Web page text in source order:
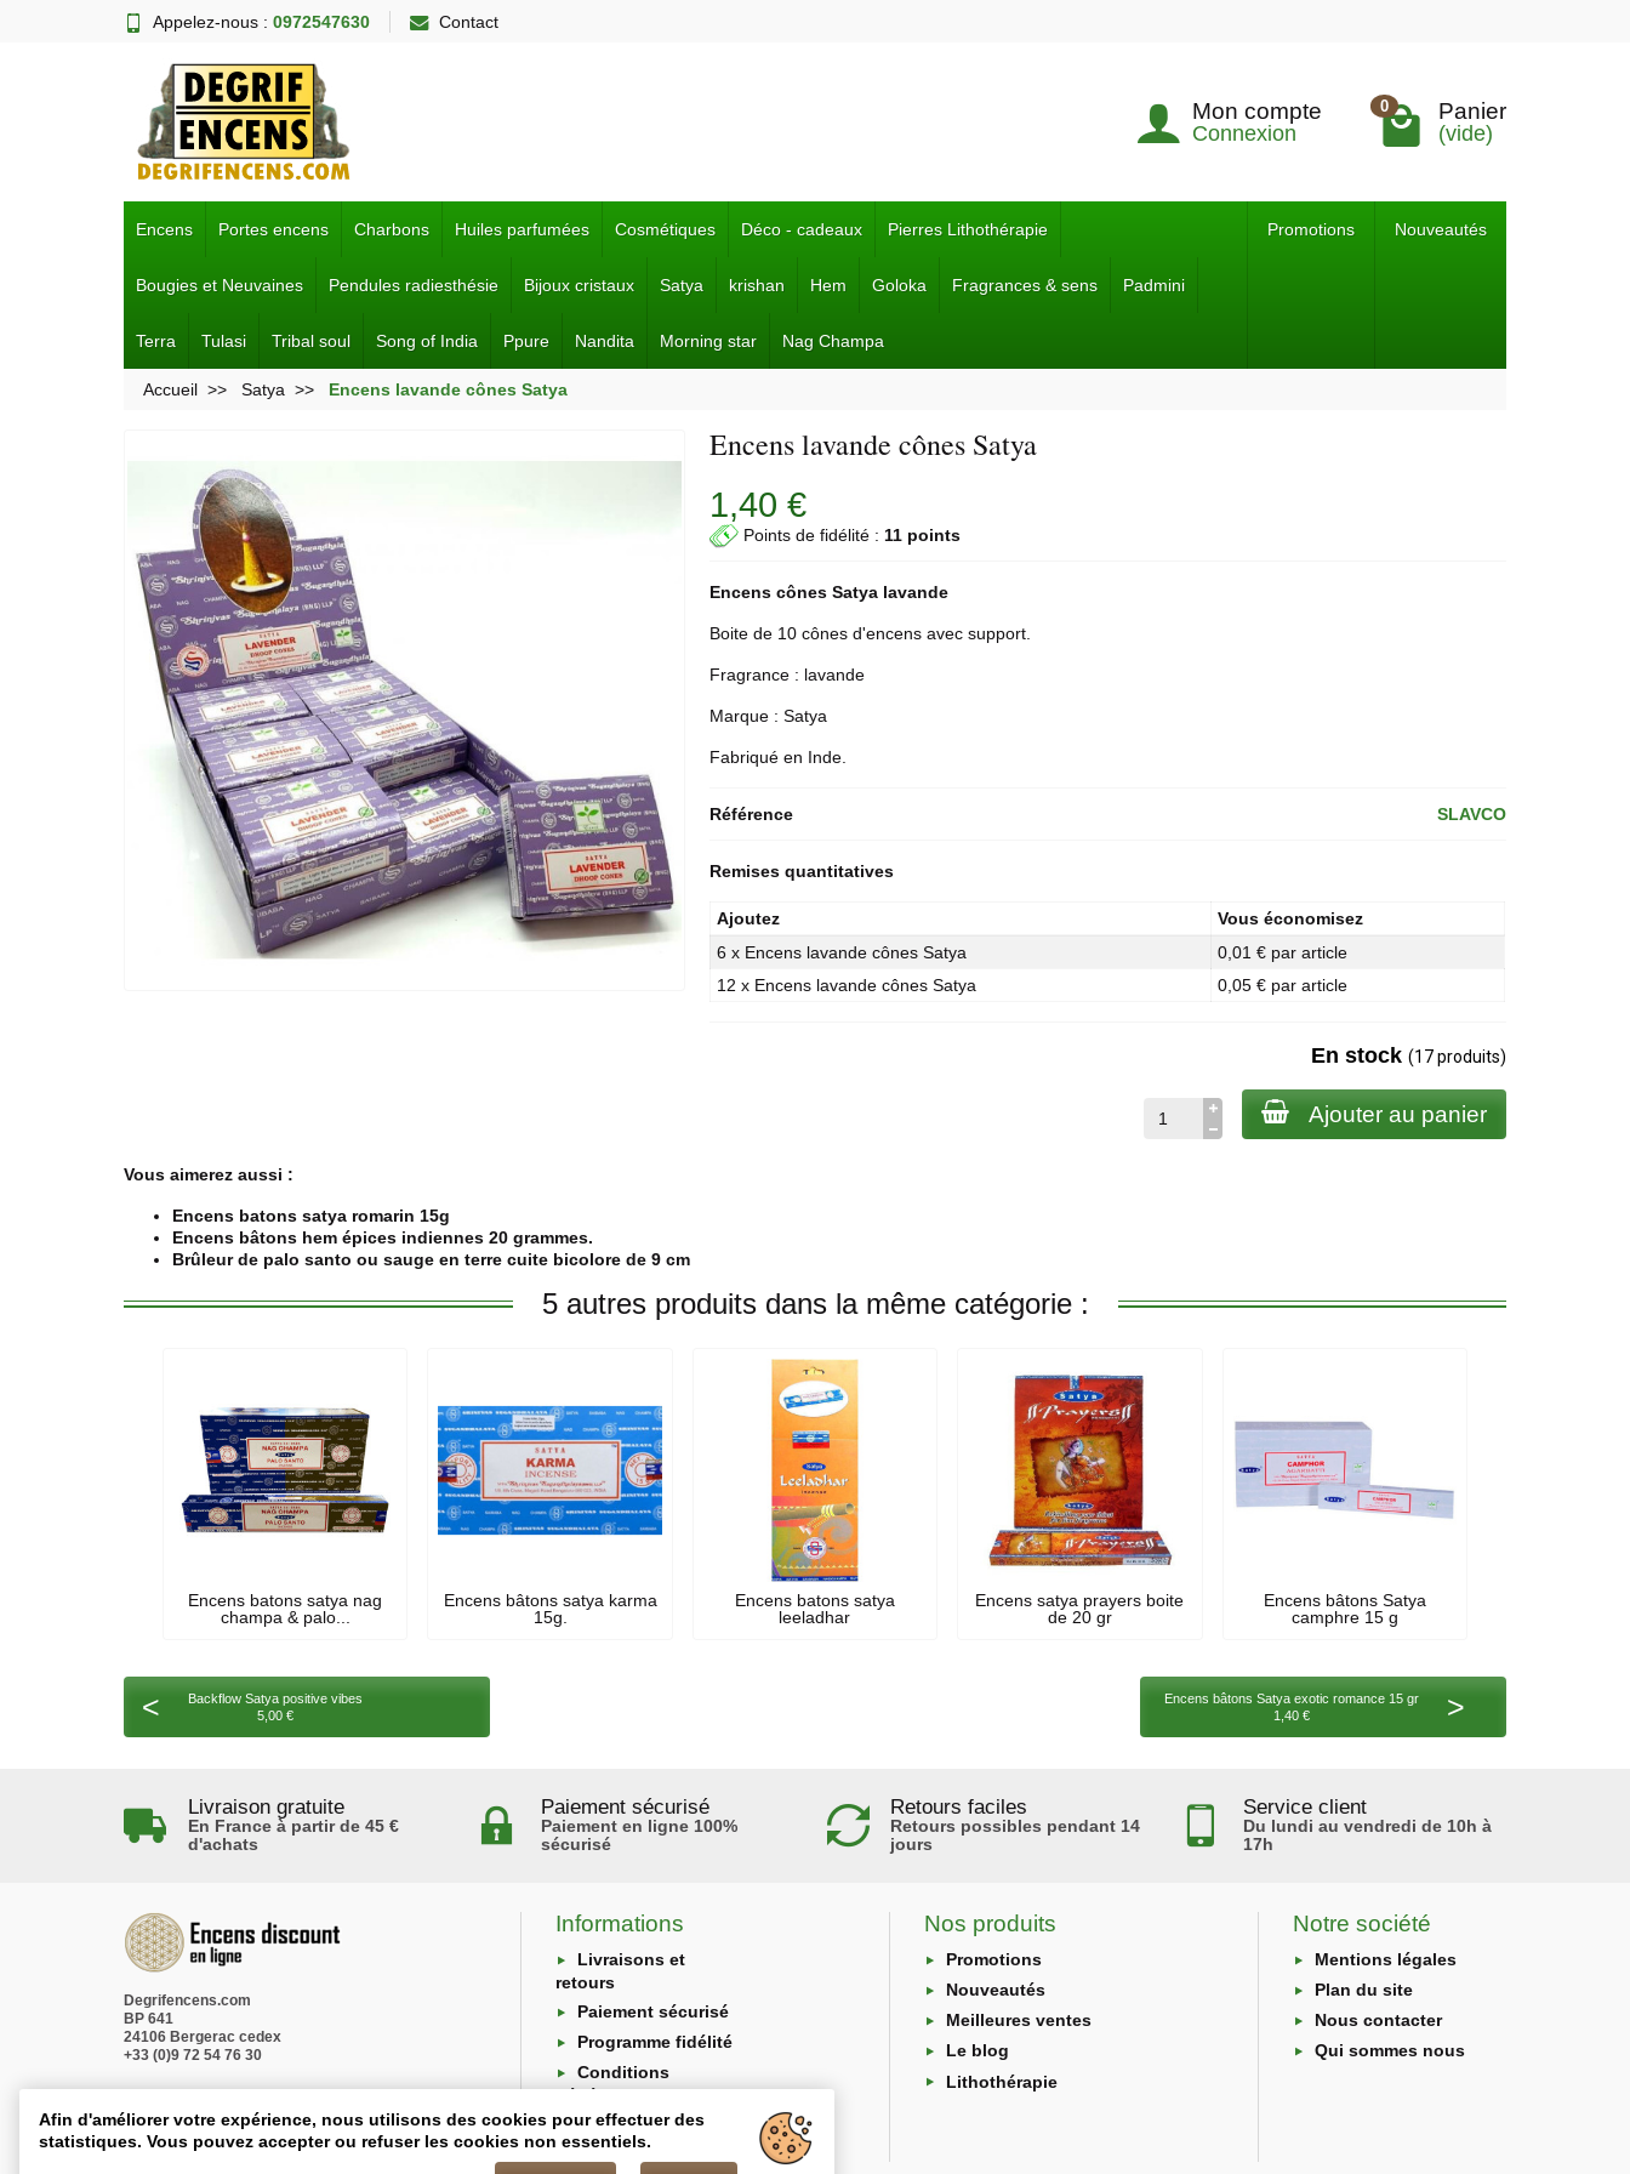
Appelez-nous : 0972547630 Contact
Mon compte
Connexion
0 Panier
(vide)
Encens Portes encens Charbons Huiles parfumées Cosmétiques Déco - cadeaux Pierres Lithothérapie
Bougies et Neuvaines Pendules radiesthésie Bijoux cristaux Satya krishan Hem Goloka Fragrances & sens Padmini
Terra Tulasi Tribal soul Song of India Ppure Nandita Morning star Nag Champa
Promotions Nouveautés
Accueil Satya Encens lavande cônes Satya
Encens lavande cônes Satya
1,40 €
Points de fidélité : 11 points
Encens cônes Satya lavande
Boite de 10cônes d'encens avec support.
Fragrance : lavande
Marque : Satya
Fabriqué en Inde.
Référence SLAVCO
Remises quantitatives
Ajoutez
Vous économisez
6 x Encens lavande cônes Satya
0,01 € par article
12 x Encens lavande cônes Satya
0,05 € par article
En stock (17 produits)
Ajouter au panier
Vous aimerez aussi :
Encens batons satya romarin 15g
Encens bâtons hem épices indiennes 20 grammes.
Brûleur de palo santo ou sauge en terre cuite bicolore de 9 cm
5 autres produits dans la même catégorie :
Encens batons satya nag
champa & palo...
Encens bâtons satya karma
15g.
Encens batons satya
leeladhar
Encens satya prayers boite
de 20 gr
Encens bâtons Satya
camphre 15 g
<
Backflow Satya positive vibes
5,00 €
Encens bâtons Satya exotic romance 15 gr
1,40 €
>
Livraison gratuite
En France à partir de 45 €
d'achats
Paiement sécurisé
Paiement en ligne 100%
sécurisé
Retours faciles
Retours possibles pendant 14
jours
Service client
Du lundi au vendredi de 10h à
17h
Degrifencens.com
BP 641
24106 Bergerac cedex
+33 (0)9 72 54 76 30
Informations
Livraisons et
retours
Paiement sécurisé
Programme fidélité
Conditions
générales
Protection des
données
Nos produits
Promotions
Nouveautés
Meilleures ventes
Le blog
Lithothérapie
Notre société
Mentions légales
Plan du site
Nous contacter
Qui sommes nous
Afin d'améliorer votre expérience, nous utilisons des cookies pour effectuer des
statistiques. Vous pouvez accepter ou refuser les cookies non essentiels.